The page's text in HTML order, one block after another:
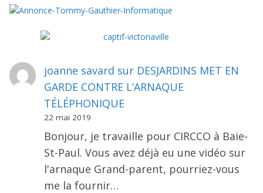
joanne savard sur DESJARDINS MET EN
GARDE CONTRE L’ARNAQUE
TÉLÉPHONIQUE
22 mai 2019
Bonjour, je travaille pour CIRCCO à Baie-
St-Paul. Vous avez déjà eu une vidéo sur
l'arnaque Grand-parent, pourriez-vous
me la fournir…